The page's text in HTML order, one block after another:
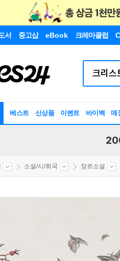
서 중고샵 eBook 크레마클럽
베스트 신상품 이벤트 바이백 매
소설/시/희곡 장르소설